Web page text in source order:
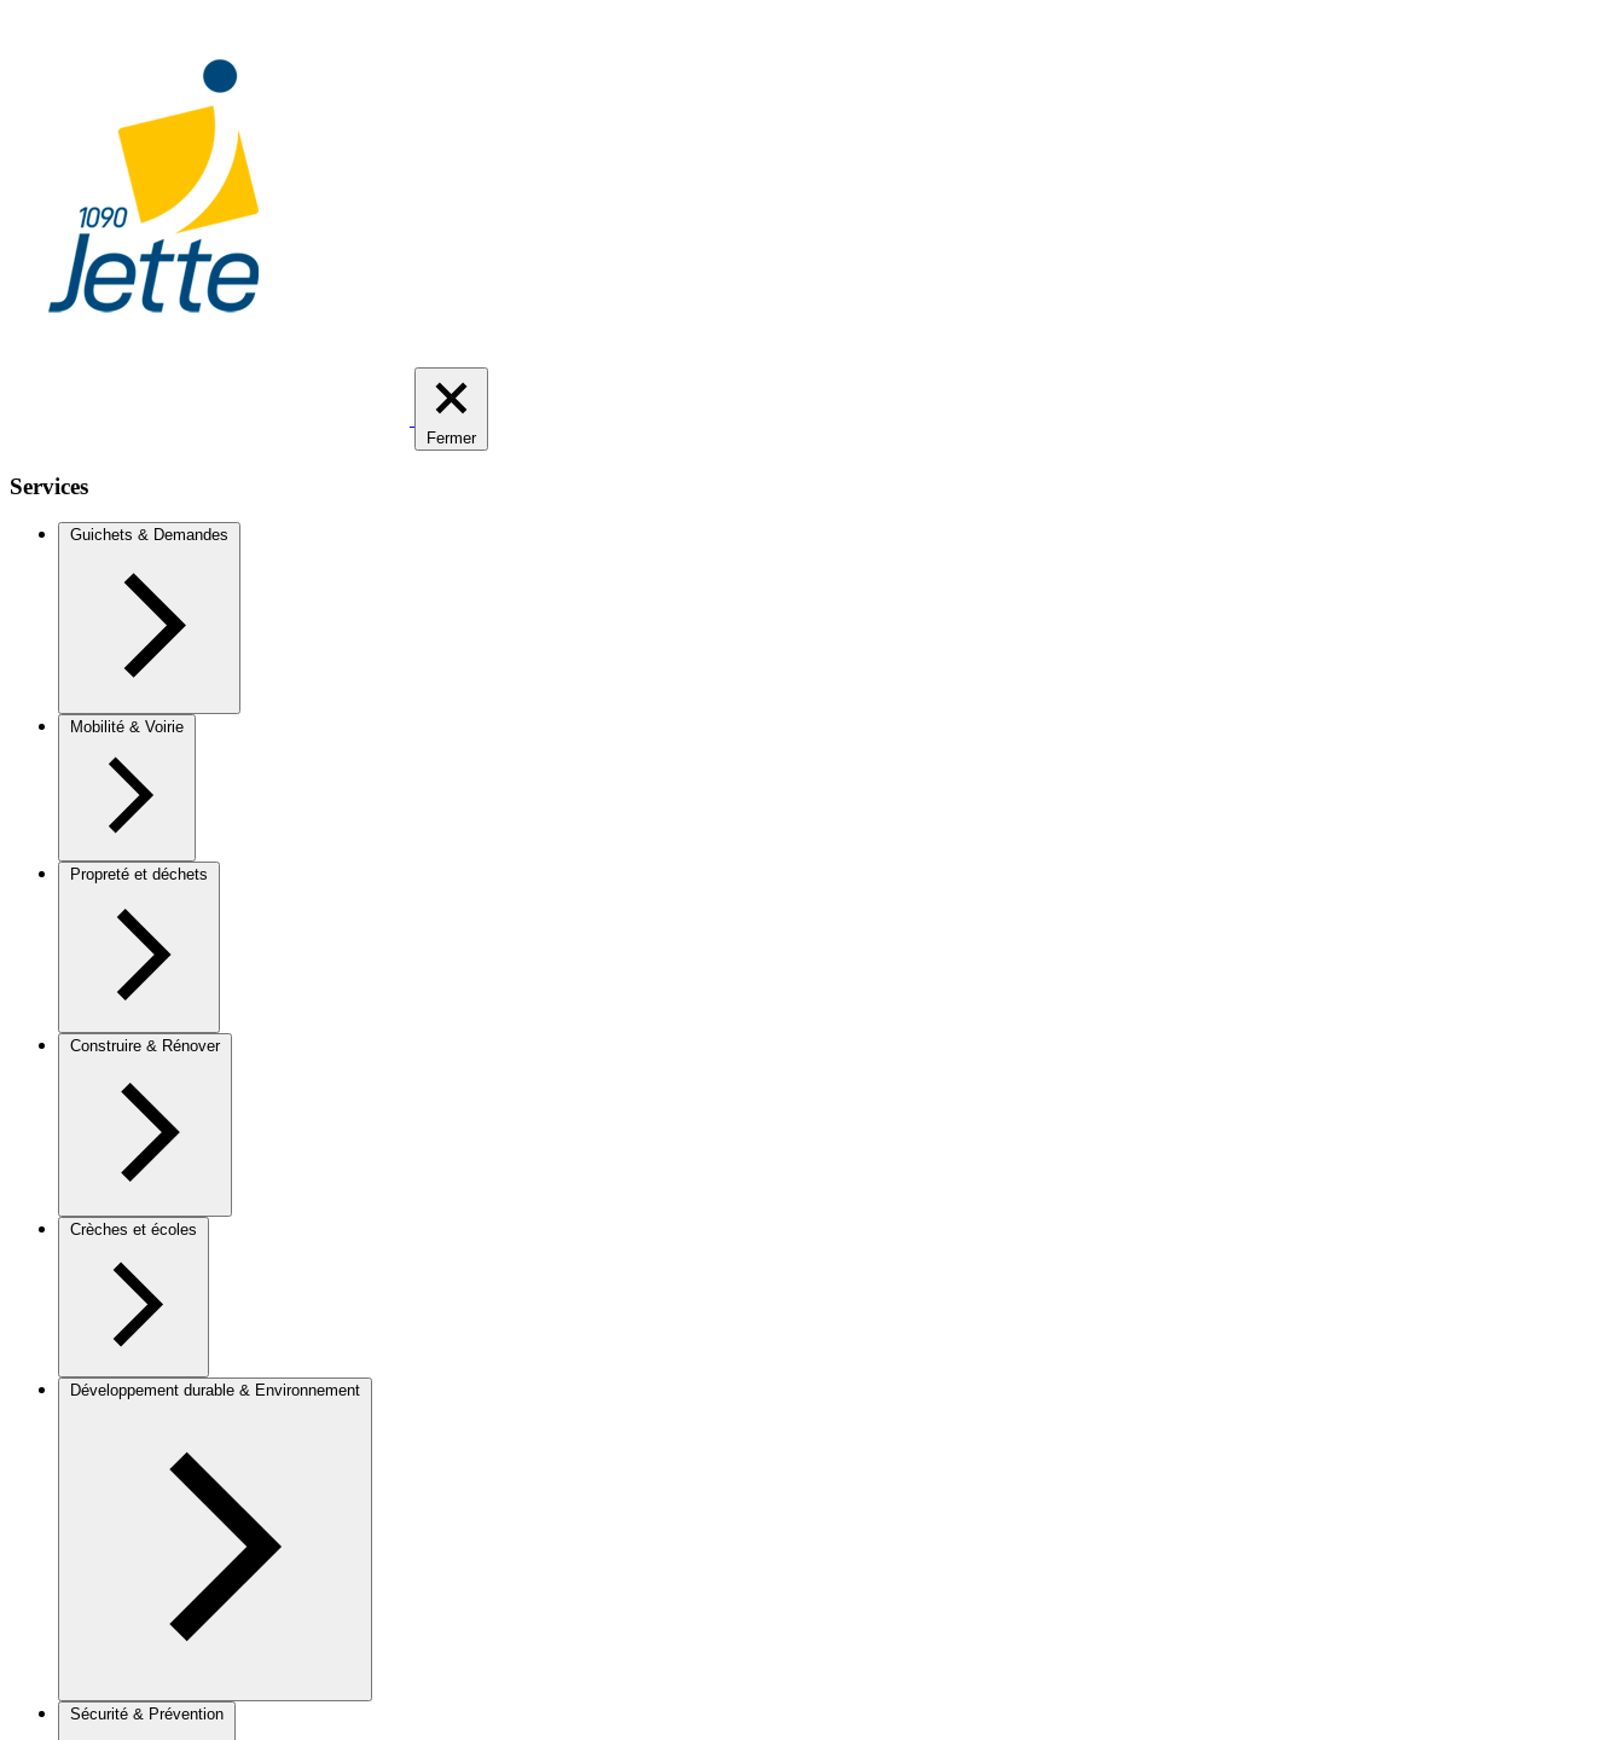
Fermer
Services
Guichets & Demandes
Mobilité & Voirie
Propreté et déchets
Construire & Rénover
Crèches et écoles
Développement durable & Environnement
Sécurité & Prévention